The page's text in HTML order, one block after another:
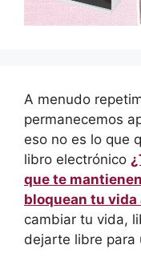
A menudo
permanecemos
eso no es lo que
libro electrónico
que te
bloquean tu vida
cambiar tu vida,
dejarte libre para